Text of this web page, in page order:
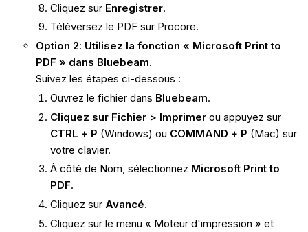
Cliquez sur Enregistrer.
Téléversez le PDF sur Procore.
Option 2: Utilisez la fonction « Microsoft Print to
PDF » dans Bluebeam.
Suivez les étapes ci-dessous :
Ouvrez le fichier dans Bluebeam.
Cliquez sur Fichier > Imprimer ou appuyez sur
CTRL + P (Windows) ou COMMAND + P (Mac) sur
votre clavier.
À côté de Nom, sélectionnez Microsoft Print to
PDF.
Cliquez sur Avancé.
Cliquez sur le menu « Moteur d'impression » et